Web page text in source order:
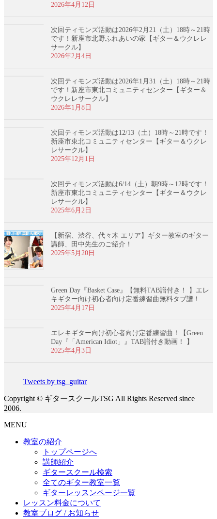
2026年4月12日
次回ティモンズ活動は2026年2月21（土）18時～21時
です！新座市北野ふれあいの家【ギター＆ウクレレ
サークル】
2026年2月4日
次回ティモンズ活動は2026年1月31（土）18時～21時
です！新座市東北コミュニティセンター【ギター＆
ウクレレサークル】
2026年1月8日
次回ティモンズ活動は12/13（土）18時～21時です！
新座市東北コミュニティセンター【ギター＆ウクレ
レサークル】
2025年12月1日
次回ティモンズ活動は6/14（土）朝9時～12時です！
新座市東北コミュニティセンター【ギター＆ウクレ
レサークル】
2025年6月2日
【新宿、渋谷、代々木 エリア】ギター教室のギター
講師、田中先生のご紹介！
2025年5月20日
Green Day『Basket Case』【無料TAB譜付き！ 】エレ
キギター向け初心者向け定番練習曲無料タブ譜！
2025年4月17日
エレキギター向け初心者向け定番練習曲！【Green
Day『「American Idiot」』TAB譜付き動画！ 】
2025年4月3日
Tweets by tsg_guitar
Copyright © ギタースクールTSG All Rights Reserved since
2006.
MENU
教室の紹介
トップページへ
講師紹介
ギタースクール検索
全てのギター教室一覧
ギターレッスンページ一覧
レッスン料金について
教室ブログ / お知らせ